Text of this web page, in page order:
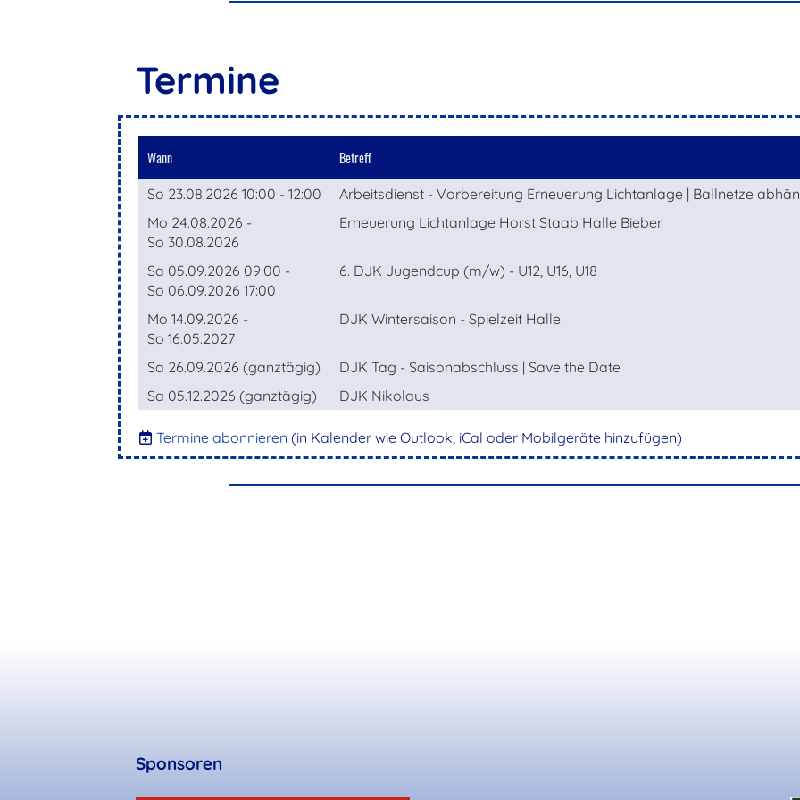
Termine
Wann Betreff
So 23.08.2026 10:00 - 12:00
Arbeitsdienst - Vorbereitung Erneuerung Lichtanlage | Ballnetze
Mo 24.08.2026 -
So 30.08.2026
Erneuerung Lichtanlage Horst Staab Halle Bieber
Sa 05.09.2026 09:00 -
So 06.09.2026 17:00
6. DJK Jugendcup (m/w) - U12, U16, U18
Mo 14.09.2026 -
So 16.05.2027
DJK Wintersaison - Spielzeit Halle
Sa 26.09.2026 (ganztägig)
DJK Tag - Saisonabschluss | Save the Date
Sa 05.12.2026 (ganztägig)
DJK Nikolaus
Termine abonnieren (in Kalender wie Outlook, iCal oder Mobilgeräte hinzufügen)
Sponsoren